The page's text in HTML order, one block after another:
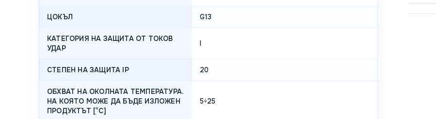
ЦОКЪЛ G13
КАТЕГОРИЯ НА ЗАЩИТА ОТ ТОКОВ
УДАР
I
СТЕПЕН НА ЗАЩИТА IP 20
ОБХВАТ НА ОКОЛНАТА ТЕМПЕРАТУРА.
НА КОЯТО МОЖЕ ДА БЪДЕ ИЗЛОЖЕН
ПРОДУКТЪТ [°C]
5÷25